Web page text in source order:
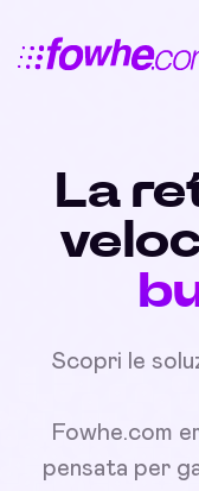
La
Scopri le
Fowhe.com
pensata per